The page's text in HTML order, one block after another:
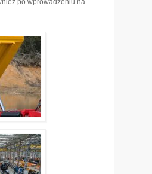
po wprowadzeniu na